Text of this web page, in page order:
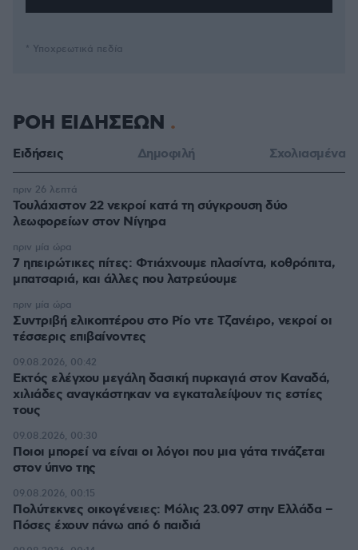
* Υποχρεωτικά πεδία
ΡΟΗ ΕΙΔΗΣΕΩΝ
Ειδήσεις Δημοφιλή Σχολιασμένα
Τουλάχιστον 22 νεκροί κατά τη σύγκρουση δύο
λεωφορείων στον Νίγηρα
πριν 26 λεπτά
7 ηπειρώτικες πίτες: Φτιάχνουμε πλασίντα, κοθρόπιτα,
μπατσαριά, και άλλες που λατρεύουμε
πριν μία ώρα
Συντριβή ελικοπτέρου στο Ρίο ντε Τζανέιρο, νεκροί οι
τέσσερις επιβαίνοντες
πριν μία ώρα
Εκτός ελέγχου μεγάλη δασική πυρκαγιά στον Καναδά,
χιλιάδες αναγκάστηκαν να εγκαταλείψουν τις εστίες
τους
09.08.2026, 00:42
Ποιοι μπορεί να είναι οι λόγοι που μια γάτα τινάζεται
στον ύπνο της
09.08.2026, 00:30
Πολύτεκνες οικογένειες: Μόλις 23.097 στην Ελλάδα –
Πόσες έχουν πάνω από 6 παιδιά
09.08.2026, 00:15